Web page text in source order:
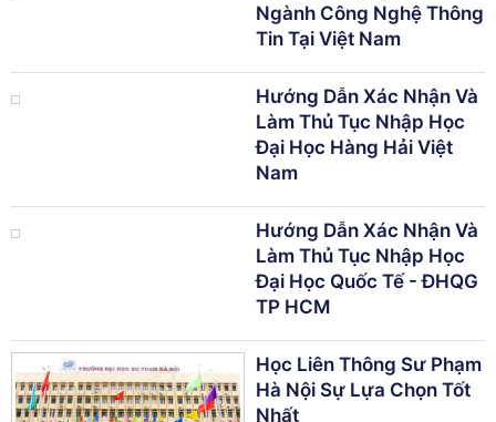
Ngành Công Nghệ Thông
Tin Tại Việt Nam
Hướng Dẫn Xác Nhận Và
Làm Thủ Tục Nhập Học
Đại Học Hàng Hải Việt
Nam
Hướng Dẫn Xác Nhận Và
Làm Thủ Tục Nhập Học
Đại Học Quốc Tế - ĐHQG
TP HCM
Học Liên Thông Sư Phạm
Hà Nội Sự Lựa Chọn Tốt
Nhất